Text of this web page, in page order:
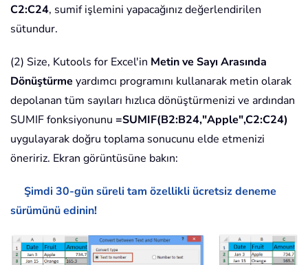
C2:C24, sumif işlemini yapacağınız değerlendirilen
sütundur.
(2) Size, Kutools for Excel'in Metin ve Sayı Arasında
Dönüştürme yardımcı programını kullanarak metin olarak
depolanan tüm sayıları hızlıca dönüştürmenizi ve ardından
SUMIF fonksiyonunu =SUMIF(B2:B24,"Apple",C2:C24)
uygulayarak doğru toplama sonucunu elde etmenizi
öneririz. Ekran görüntüsüne bakın:
Şimdi 30-gün süreli tam özellikli ücretsiz deneme
sürümünü edinin!